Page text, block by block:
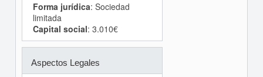
Forma jurídica: Sociedad
limitada
Capital social: 3.010€
Aspectos Legales